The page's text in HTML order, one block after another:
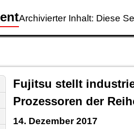
Archivierter Inhalt: Diese
Fujitsu stellt
Prozessoren der
14. Dezember 2017